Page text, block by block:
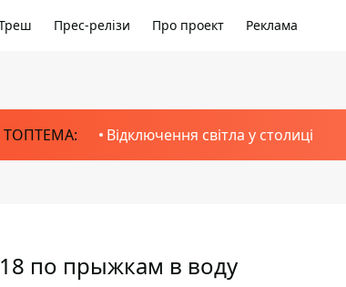
Прес-релізи Про проект Реклама
ТОПТЕМА: Відключення світла у столиці
по прыжкам в воду